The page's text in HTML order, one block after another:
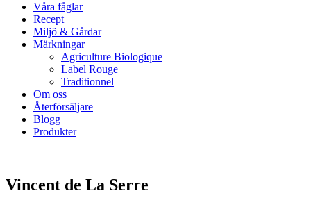
Våra fåglar
Recept
Miljö & Gårdar
Märkningar
Agriculture Biologique
Label Rouge
Traditionnel
Om oss
Återförsäljare
Blogg
Produkter
Vincent de La Serre